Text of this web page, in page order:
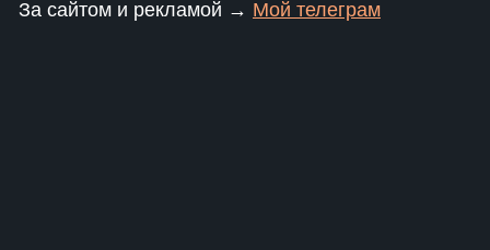
За сайтом и рекламой → Мой телеграм